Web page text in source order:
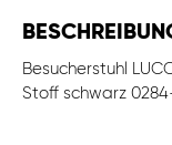
Besucherstuhl
Stoff schwarz